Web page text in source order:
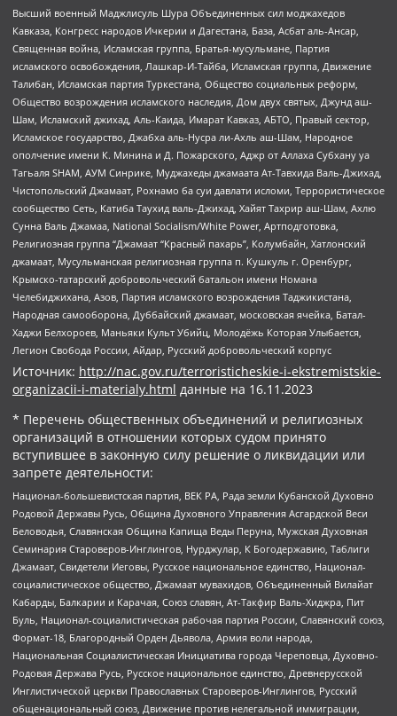
Высший военный Маджлисуль Шура Объединенных сил моджахедов
Кавказа, Конгресс народов Ичкерии и Дагестана, База, Асбат аль-Ансар,
Священная война, Исламская группа, Братья-мусульмане, Партия
исламского освобождения, Лашкар-И-Тайба, Исламская группа, Движение
Талибан, Исламская партия Туркестана, Общество социальных реформ,
Общество возрождения исламского наследия, Дом двух святых, Джунд аш-
Шам, Исламский джихад, Аль-Каида, Имарат Кавказ, АБТО, Правый сектор,
Исламское государство, Джабха аль-Нусра ли-Ахль аш-Шам, Народное
ополчение имени К. Минина и Д. Пожарского, Аджр от Аллаха Субхану уа
Тагьаля SHAM, АУМ Синрике, Муджахеды джамаата Ат-Тавхида Валь-Джихад,
Чистопольский Джамаат, Рохнамо ба суи давлати исломи, Террористическое
сообщество Сеть, Катиба Таухид валь-Джихад, Хайят Тахрир аш-Шам, Ахлю
Сунна Валь Джамаа, National Socialism/White Power, Артподготовка,
Религиозная группа “Джамаат “Красный пахарь”, Колумбайн, Хатлонский
джамаат, Мусульманская религиозная группа п. Кушкуль г. Оренбург,
Крымско-татарский добровольческий батальон имени Номана
Челебиджихана, Азов, Партия исламского возрождения Таджикистана,
Народная самооборона, Дуббайский джамаат, московская ячейка, Батал-
Хаджи Белхороев, Маньяки Культ Убийц, Молодёжь Которая Улыбается,
Легион Свобода России, Айдар, Русский добровольческий корпус
Источник: http://nac.gov.ru/terroristicheskie-i-ekstremistskie-
organizacii-i-materialy.html данные на 16.11.2023
* Перечень общественных объединений и религиозных
организаций в отношении которых судом принято
вступившее в законную силу решение о ликвидации или
запрете деятельности:
Национал-большевистская партия, ВЕК РА, Рада земли Кубанской Духовно
Родовой Державы Русь, Община Духовного Управления Асгардской Веси
Беловодья, Славянская Община Капища Веды Перуна, Мужская Духовная
Семинария Староверов-Инглингов, Нурджулар, К Богодержавию, Таблиги
Джамаат, Свидетели Иеговы, Русское национальное единство, Национал-
социалистическое общество, Джамаат мувахидов, Объединенный Вилайат
Кабарды, Балкарии и Карачая, Союз славян, Ат-Такфир Валь-Хиджра, Пит
Буль, Национал-социалистическая рабочая партия России, Славянский союз,
Формат-18, Благородный Орден Дьявола, Армия воли народа,
Национальная Социалистическая Инициатива города Череповца, Духовно-
Родовая Держава Русь, Русское национальное единство, Древнерусской
Инглистической церкви Православных Староверов-Инглингов, Русский
общенациональный союз, Движение против нелегальной иммиграции,